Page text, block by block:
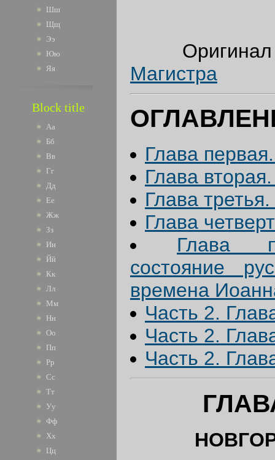
Шш
Щщ
Ээ
Юю
Яя
Block title
Аа
Бб
Вв
Гг
Дд
Ее
Жж
Зз
Ии
Йй
Кк
Лл
Мм
Нн
Оо
Пп
Рр
Сс
Тт
Уу
Фф
Хх
Цц
Оригинал
Магистра
Глава
Глава
Глава
Глава
Глава
состояние
времена
Часть 2.
Часть 2.
Часть 2.